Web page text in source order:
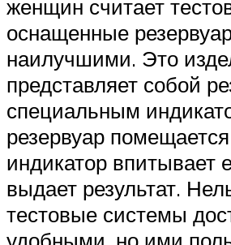
женщин считает
оснащенные
наилучшими. Это
представляет собой
специальным
резервуар
индикатор впитывает
выдает результат.
тестовые системы